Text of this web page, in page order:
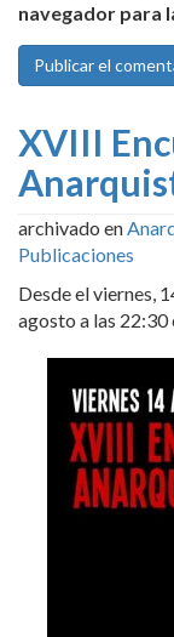
navegador para
XVIII
archivado en
Publicaciones
Desde el viernes,
agosto a las 22:30